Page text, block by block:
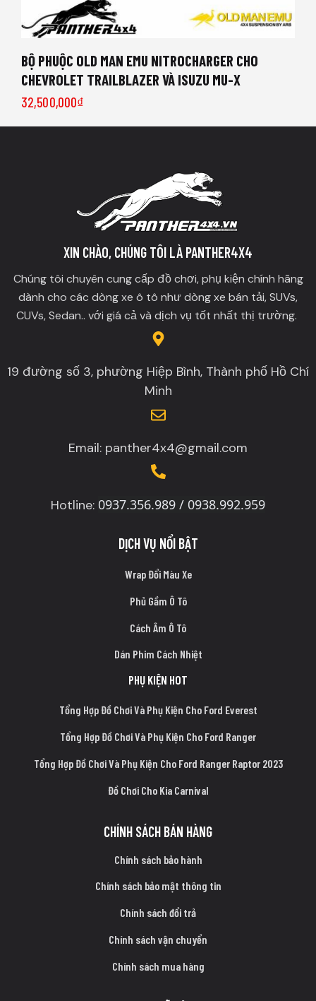
BỘ PHUỘC OLD MAN EMU NITROCHARGER CHO
CHEVROLET TRAILBLAZER VÀ ISUZU MU-X
32,500,000₫
XIN CHÀO, CHÚNG TÔI LÀ PANTHER4X4
Chúng tôi chuyên cung cấp đồ chơi, phụ kiện chính hãng
dành cho các dòng xe ô tô như dòng xe bán tải, SUVs,
CUVs, Sedan.. với giá cả và dịch vụ tốt nhất thị trường.
19 đường số 3, phường Hiệp Bình, Thành phố Hồ Chí
Minh
Email: panther4x4@gmail.com
Hotline: 0937.356.989 / 0938.992.959
DỊCH VỤ NỔI BẬT
Wrap Đổi Màu Xe
Phủ Gầm Ô Tô
Cách Âm Ô Tô
Dán Phim Cách Nhiệt
PHỤ KIỆN HOT
Tổng Hợp Đồ Chơi Và Phụ Kiện Cho Ford Everest
Tổng Hợp Đồ Chơi Và Phụ Kiện Cho Ford Ranger
Tổng Hợp Đồ Chơi Và Phụ Kiện Cho Ford Ranger Raptor 2023
Đồ Chơi Cho Kia Carnival
CHÍNH SÁCH BÁN HÀNG
Chính sách bảo hành
Chính sách bảo mật thông tin
Chính sách đổi trả
Chính sách vận chuyển
Chính sách mua hàng